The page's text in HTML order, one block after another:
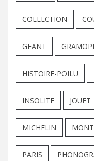
COLLECTION
GEANT
HISTOIRE-POILU
INSOLITE JOUET
MICHELIN
PARIS